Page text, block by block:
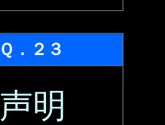
Ｑ．２３
声明